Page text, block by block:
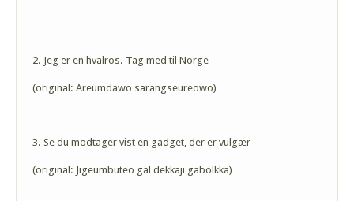
2. Jeg er en hvalros. Tag med til Norge
(original: Areumdawo sarangseureowo)
3. Se du modtager vist en gadget, der er vulgær
(original: Jigeumbuteo gal dekkaji gabolkka)